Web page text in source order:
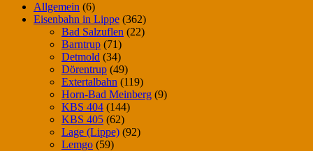
Allgemein (6)
Eisenbahn in Lippe (362)
Bad Salzuflen (22)
Barntrup (71)
Detmold (34)
Dörentrup (49)
Extertalbahn (119)
Horn-Bad Meinberg (9)
KBS 404 (144)
KBS 405 (62)
Lage (Lippe) (92)
Lemgo (59)